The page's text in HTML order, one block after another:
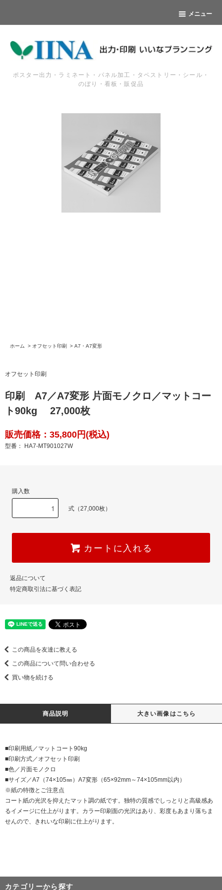
メニュー
ポスター出力・ラミネート・パネル加工・タペストリー・シール・
のぼり・看板・販促品
ホーム > オフセット印刷 > A7・A7変形
オフセット印刷
印刷 A7／A7変形 片面モノクロ／マットコー
ト90kg 27,000枚
販売価格：35,800円(税込)
型番： HA7-MT901027W
購入数
式（27,000枚）
カートに入れる
返品について
特定商取引法に基づく表記
この商品を友達に教える
この商品について問い合わせる
買い物を続ける
商品説明 大きい画像はこちら
■印刷用紙／マットコート90kg
■印刷方式／オフセット印刷
■色／片面モノクロ
■サイズ／A7（74×105㎜）A7変形（65×92mm～74×105mm以内）
※紙の特徴とご注意点
コート紙の光沢を抑えたマット調の紙です。独特の質感でしっとりと高級感あ
るイメージに仕上がります。カラー印刷面の光沢はあり、彩度もあまり落ちま
せんので、きれいな印刷に仕上がります。
カテゴリーから探す